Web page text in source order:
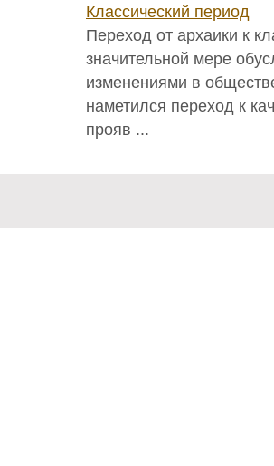
Классический период
Переход от архаики к
значительной мере
изменениями в
наметился переход к
прояв ...